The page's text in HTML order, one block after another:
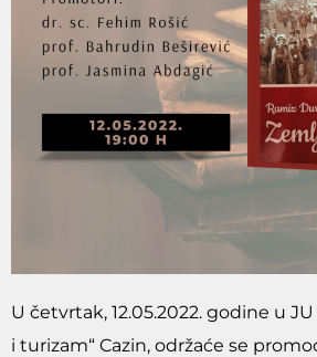
U četvrtak, 12.05.2022. godine u
i turizam“ Cazin, održaće se